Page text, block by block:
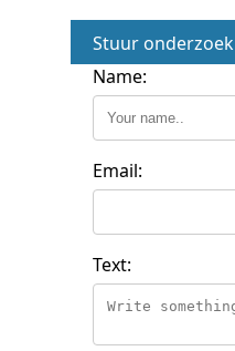
Stuur onderzoek
Name:
Email:
Text: